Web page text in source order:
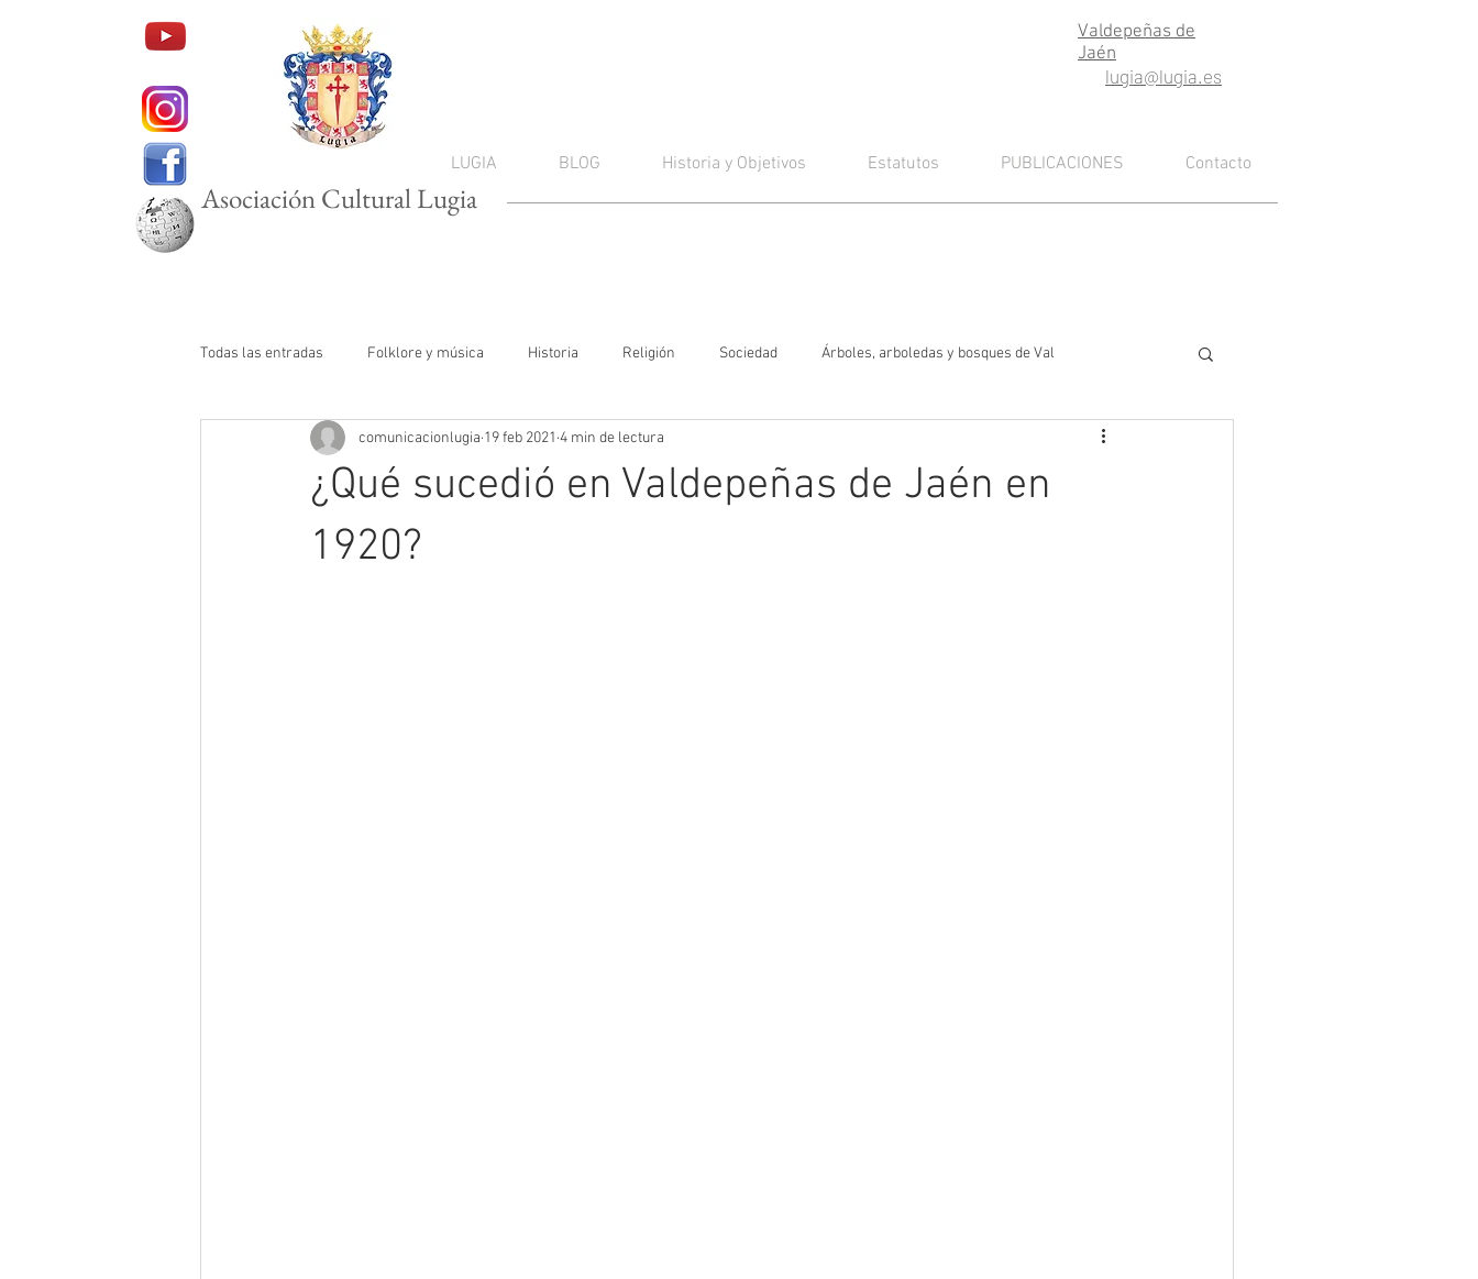
Valdepeñas de
Jaén
lugia@lugia.es
LUGIA BLOG Historia y Objetivos Estatutos PUBLICACIONES Contacto
Asociación Cultural Lugia
Todas las entradas Folklore y música Historia Religión Sociedad Árboles, arboledas y bosques de Val
¿Qué sucedió en Valdepeñas de Jaén en
1920?
comunicacionlugia 19 feb 2021 4 min de lectura